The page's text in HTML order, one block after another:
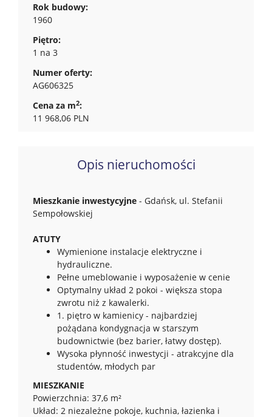
Rok budowy:
1960
Piętro:
1 na 3
Numer oferty:
AG606325
Cena za m2:
11 968,06 PLN
Opis nieruchomości
Mieszkanie inwestycyjne - Gdańsk, ul. Stefanii
Sempołowskiej
ATUTY
Wymienione instalacje elektryczne i
hydrauliczne.
Pełne umeblowanie i wyposażenie w cenie
Optymalny układ 2 pokoi - większa stopa
zwrotu niż z kawalerki.
1. piętro w kamienicy - najbardziej
pożądana kondygnacja w starszym
budownictwie (bez barier, łatwy dostęp).
Wysoka płynność inwestycji - atrakcyjne dla
studentów, młodych par
MIESZKANIE
Powierzchnia: 37,6 m²
Układ: 2 niezależne pokoje, kuchnia, łazienka i